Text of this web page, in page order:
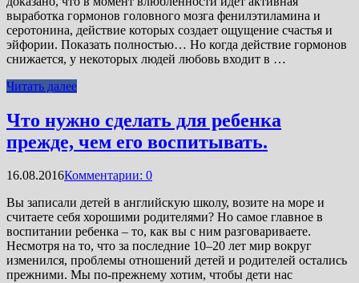
выработка гормонов головного мозга фенилэтиламина и
серотонина, действие которых создает ощущение счастья и
эйфории. Показать полностью… Но когда действие гормонов
снижается, у некоторых людей любовь входит в …
Читать далее
Что нужно сделать для ребенка
прежде, чем его воспитывать.
16.08.2016Комментарии: 0
Вы записали детей в английскую школу, возите на море и
считаете себя хорошими родителями? Но самое главное в
воспитании ребенка – то, как вы с ним разговариваете.
Несмотря на то, что за последние 10–20 лет мир вокруг
изменился, проблемы отношений детей и родителей остались
прежними. Мы по-прежнему хотим, чтобы дети нас